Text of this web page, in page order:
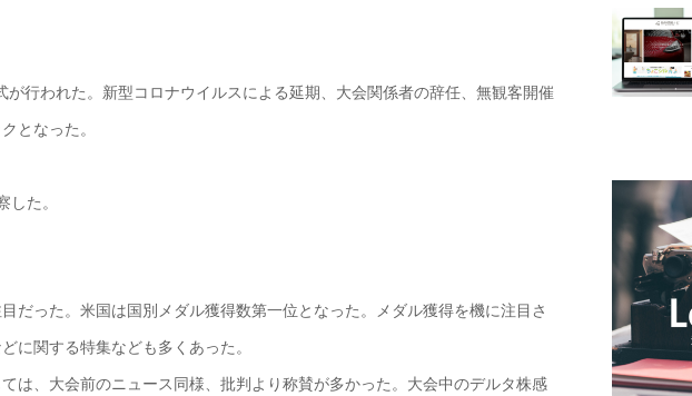
行われた。新型コロナウイルスによる延期、大会関係者の辞任、無観客開催
となった。
た。
だった。米国は国別メダル獲得数第一位となった。メダル獲得を機に注目さ
に関する特集なども多くあった。
は、大会前のニュース同様、批判より称賛が多かった。大会中のデルタ株感